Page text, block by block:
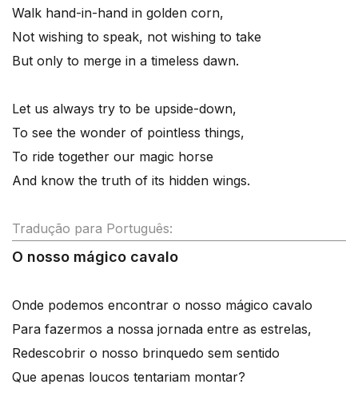
Walk hand-in-hand in golden corn,
Not wishing to speak, not wishing to take
But only to merge in a timeless dawn.
Let us always try to be upside-down,
To see the wonder of pointless things,
To ride together our magic horse
And know the truth of its hidden wings.
Tradução para Português:
O nosso mágico cavalo
Onde podemos encontrar o nosso mágico cavalo
Para fazermos a nossa jornada entre as estrelas,
Redescobrir o nosso brinquedo sem sentido
Que apenas loucos tentariam montar?